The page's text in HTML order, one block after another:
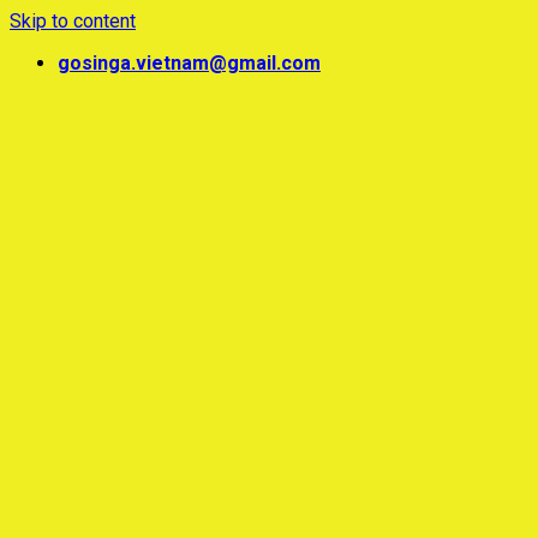
Skip to content
gosinga.vietnam@gmail.com